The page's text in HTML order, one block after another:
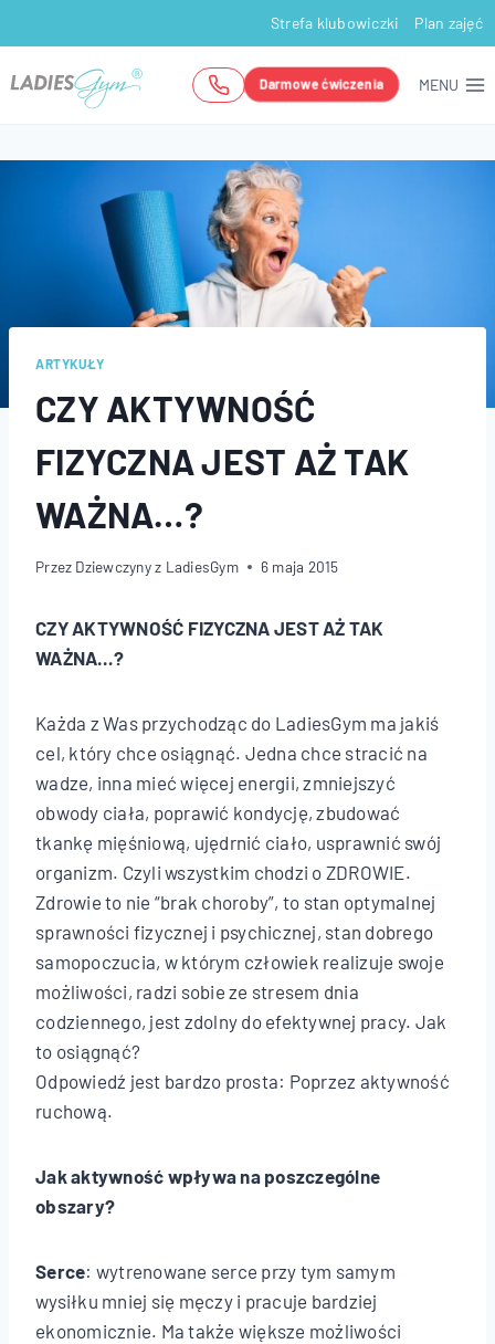
do
treści
Strefa klubowiczki Plan zajęć
Darmowe ćwiczenia MENU
ARTYKUŁY
CZY AKTYWNOŚĆ
FIZYCZNA JEST AŻ TAK
WAŻNA…?
Przez Dziewczyny z LadiesGym 6 maja 2015
CZY AKTYWNOŚĆ FIZYCZNA JEST AŻ TAK
WAŻNA…?
Każda z Was przychodząc do LadiesGym ma jakiś
cel, który chce osiągnąć. Jedna chce stracić na
wadze, inna mieć więcej energii, zmniejszyć
obwody ciała, poprawić kondycję, zbudować
tkankę mięśniową, ujędrnić ciało, usprawnić swój
organizm. Czyli wszystkim chodzi o ZDROWIE.
Zdrowie to nie “brak choroby”, to stan optymalnej
sprawności fizycznej i psychicznej, stan dobrego
samopoczucia, w którym człowiek realizuje swoje
możliwości, radzi sobie ze stresem dnia
codziennego, jest zdolny do efektywnej pracy. Jak
to osiągnąć?
Odpowiedź jest bardzo prosta: Poprzez aktywność
ruchową.
Jak aktywność wpływa na poszczególne
obszary?
Serce: wytrenowane serce przy tym samym
wysiłku mniej się męczy i pracuje bardziej
ekonomicznie. Ma także większe możliwości